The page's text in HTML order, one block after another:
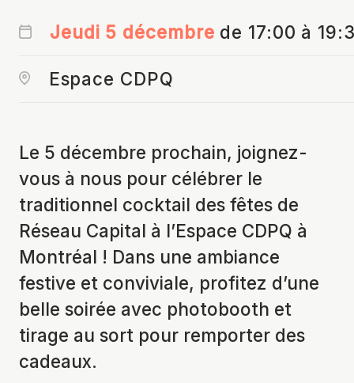
Jeudi 5 décembre de 17:00 à
Espace CDPQ
Le 5 décembre prochain, joignez-
vous à nous pour célébrer le
traditionnel cocktail des fêtes de
Réseau Capital à l’Espace CDPQ à
Montréal ! Dans une ambiance
festive et conviviale, profitez d’une
belle soirée avec photobooth et
tirage au sort pour remporter des
cadeaux.